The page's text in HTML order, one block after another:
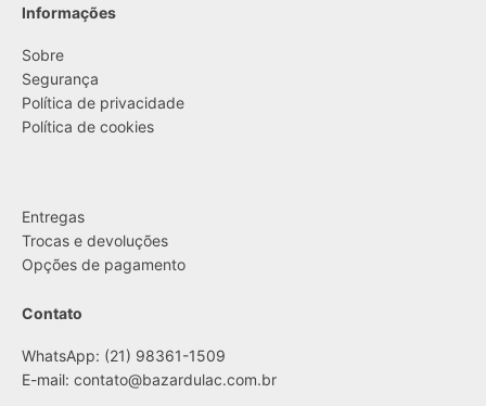
Informações
Sobre
Segurança
Política de privacidade
Política de cookies
Entregas
Trocas e devoluções
Opções de pagamento
Contato
WhatsApp: (21) 98361-1509
E-mail: contato@bazardulac.com.br